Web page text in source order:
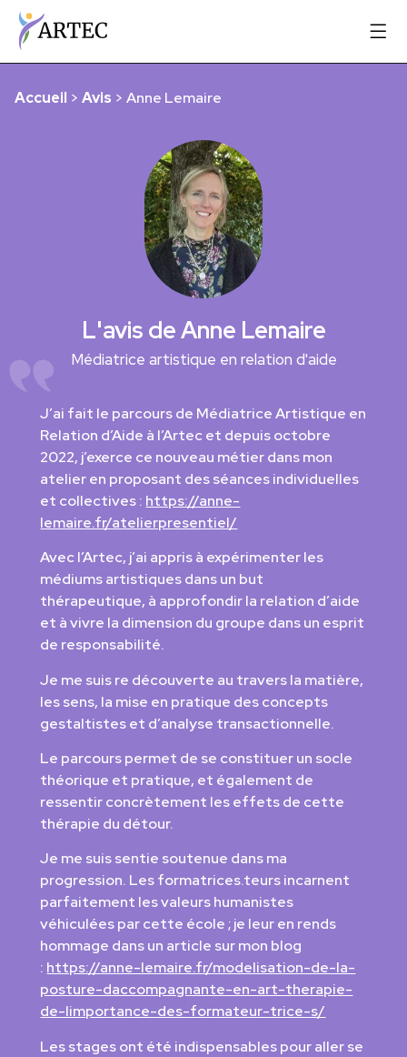
Accueil >Avis >Anne Lemaire
L'avis de Anne Lemaire
Médiatrice artistique en relation d'aide
J’ai fait le parcours de Médiatrice Artistique en
Relation d’Aide à l’Artec et depuis octobre
2022, j’exerce ce nouveau métier dans mon
atelier en proposant des séances individuelles
et collectives : https://anne-
lemaire.fr/atelierpresentiel/
Avec l’Artec, j’ai appris à expérimenter les
médiums artistiques dans un but
thérapeutique, à approfondir la relation d’aide
et à vivre la dimension du groupe dans un esprit
de responsabilité.
Je me suis re découverte au travers la matière,
les sens, la mise en pratique des concepts
gestaltistes et d’analyse transactionnelle.
Le parcours permet de se constituer un socle
théorique et pratique, et également de
ressentir concrètement les effets de cette
thérapie du détour.
Je me suis sentie soutenue dans ma
progression. Les formatrices.teurs incarnent
parfaitement les valeurs humanistes
véhiculées par cette école ; je leur en rends
hommage dans un article sur mon blog
: https://anne-lemaire.fr/modelisation-de-la-
posture-daccompagnante-en-art-therapie-
de-limportance-des-formateur-trice-s/
Les stages ont été indispensables pour aller se